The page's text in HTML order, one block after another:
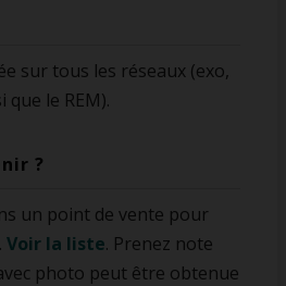
sur tous les réseaux (exo,
que le REM).
?
un point de vente pour
Voir la liste. Prenez note
photo peut être obtenue